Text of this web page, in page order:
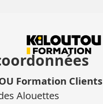
Formation Clients
Alouettes